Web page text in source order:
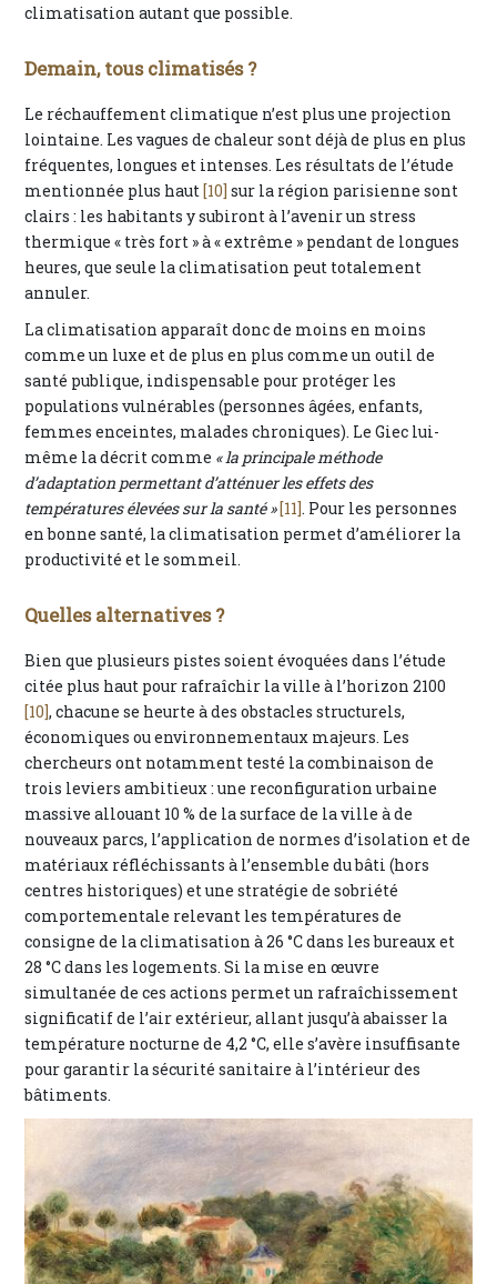
climatisation autant que possible.
Demain, tous climatisés ?
Le réchauffement climatique n’est plus une projection
lointaine. Les vagues de chaleur sont déjà de plus en plus
fréquentes, longues et intenses. Les résultats de l’étude
mentionnée plus haut[10] sur la région parisienne sont
clairs : les habitants y subiront à l’avenir un stress
thermique « très fort » à « extrême » pendant de longues
heures, que seule la climatisation peut totalement
annuler.
La climatisation apparaît donc de moins en moins
comme un luxe et de plus en plus comme un outil de
santé publique, indispensable pour protéger les
populations vulnérables (personnes âgées, enfants,
femmes enceintes, malades chroniques). Le Giec lui-
même la décrit comme « la principale méthode
d’adaptation permettant d’atténuer les effets des
températures élevées sur la santé »[11]. Pour les personnes
en bonne santé, la climatisation permet d’améliorer la
productivité et le sommeil.
Quelles alternatives ?
Bien que plusieurs pistes soient évoquées dans l’étude
citée plus haut pour rafraîchir la ville à l’horizon 2100
[10], chacune se heurte à des obstacles structurels,
économiques ou environnementaux majeurs. Les
chercheurs ont notamment testé la combinaison de
trois leviers ambitieux : une reconfiguration urbaine
massive allouant 10 % de la surface de la ville à de
nouveaux parcs, l’application de normes d’isolation et de
matériaux réfléchissants à l’ensemble du bâti (hors
centres historiques) et une stratégie de sobriété
comportementale relevant les températures de
consigne de la climatisation à 26 °C dans les bureaux et
28 °C dans les logements. Si la mise en œuvre
simultanée de ces actions permet un rafraîchissement
significatif de l’air extérieur, allant jusqu’à abaisser la
température nocturne de 4,2 °C, elle s’avère insuffisante
pour garantir la sécurité sanitaire à l’intérieur des
bâtiments.